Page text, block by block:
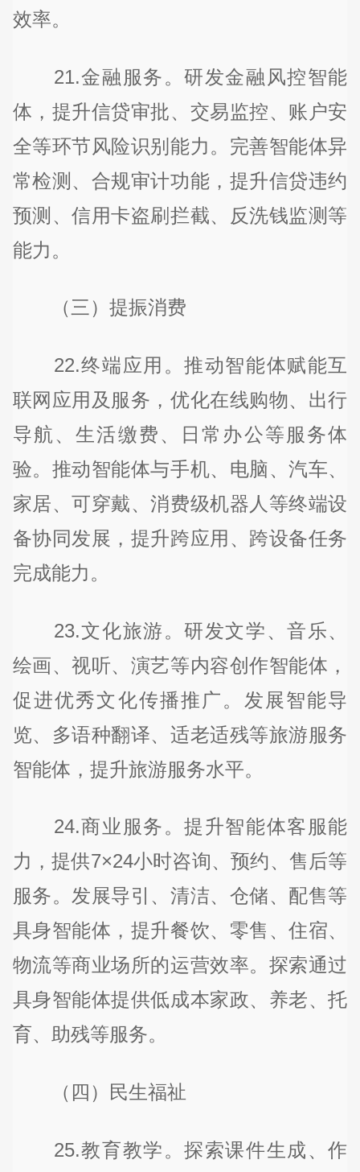
效率。
21.金融服务。研发金融风控智能
体，提升信贷审批、交易监控、账户安
全等环节风险识别能力。完善智能体异
常检测、合规审计功能，提升信贷违约
预测、信用卡盗刷拦截、反洗钱监测等
能力。
（三）提振消费
22.终端应用。推动智能体赋能互
联网应用及服务，优化在线购物、出行
导航、生活缴费、日常办公等服务体
验。推动智能体与手机、电脑、汽车、
家居、可穿戴、消费级机器人等终端设
备协同发展，提升跨应用、跨设备任务
完成能力。
23.文化旅游。研发文学、音乐、
绘画、视听、演艺等内容创作智能体，
促进优秀文化传播推广。发展智能导
览、多语种翻译、适老适残等旅游服务
智能体，提升旅游服务水平。
24.商业服务。提升智能体客服能
力，提供7×24小时咨询、预约、售后等
服务。发展导引、清洁、仓储、配售等
具身智能体，提升餐饮、零售、住宿、
物流等商业场所的运营效率。探索通过
具身智能体提供低成本家政、养老、托
育、助残等服务。
（四）民生福祉
25.教育教学。探索课件生成、作